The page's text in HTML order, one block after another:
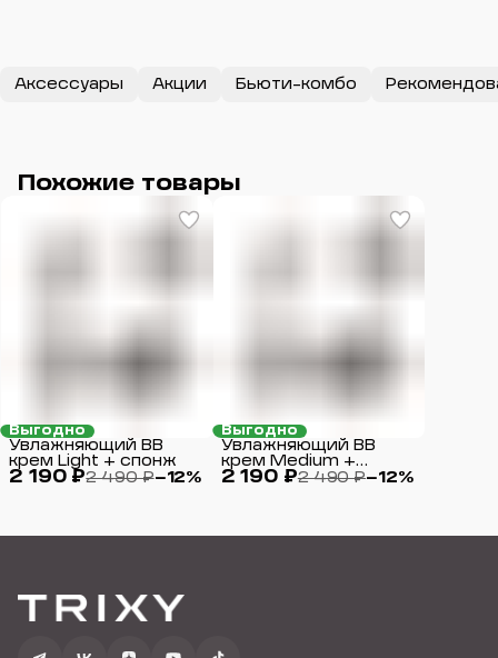
Аксессуары Акции Бьюти-комбо
Похожие товары
Выгодно
2 190 ₽2 490 ₽−12%
Увлажняющий BB
крем Light + спонж
Выгодно
2 190 ₽2 490 ₽−12%
Увлажняющий BB
крем Medium +
спонж